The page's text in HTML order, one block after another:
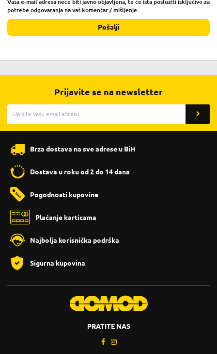
Vaša e-mail adresa neće biti javno objavljena, te će ista poslužiti isključivo za
potrebe odgovaranja na vaš komentar / mišljenje.
Pošalji
Prijavite se na newsletter
Brza dostava na sve adrese u BiH
Dostava u roku od 2 do 14 dana
Pogodnosti kupovine
Plaćanje karticama
Najbolja korisnička podrška
Sigurna kupovina
PRATITE NAS